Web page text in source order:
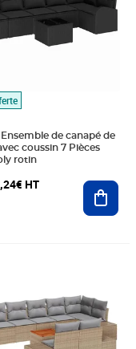
de canapé de
coussin 7 Pièces
rotin
,24€ HT